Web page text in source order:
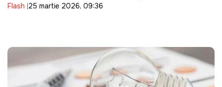
descoperite moarte pe Nistru
Flash 25 martie 2026, 09:36